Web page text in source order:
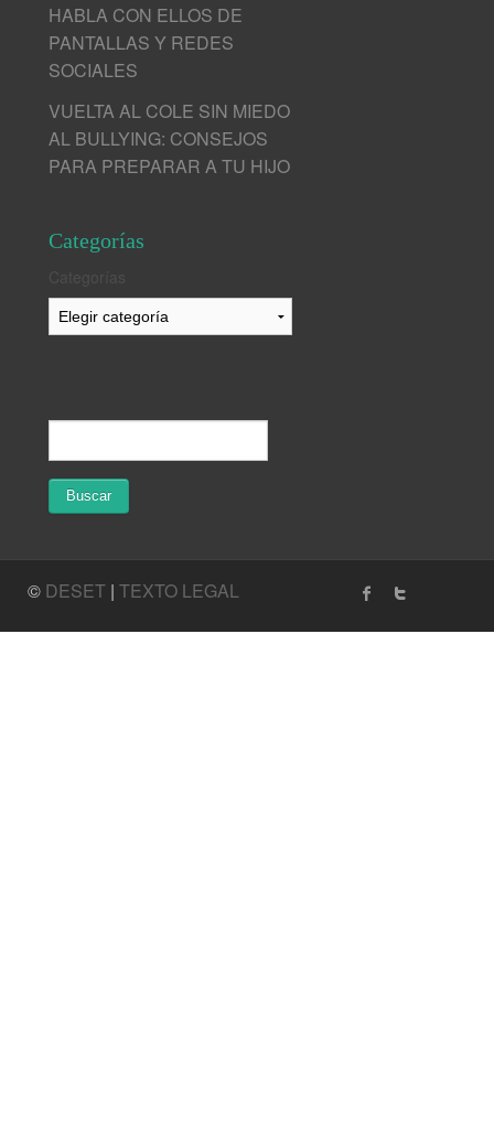
HABLA CON ELLOS DE
PANTALLAS Y REDES
SOCIALES
VUELTA AL COLE SIN MIEDO
AL BULLYING: CONSEJOS
PARA PREPARAR A TU HIJO
Categorías
© DESET | TEXTO LEGAL